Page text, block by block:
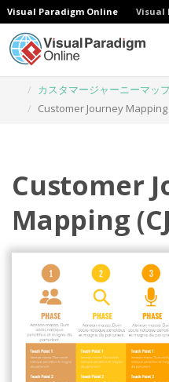
Visual Paradigm Online Visual
カスタマージャーニーマッ
Customer Journey Mapping
Customer
Mapping